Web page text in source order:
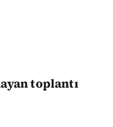
toplantı